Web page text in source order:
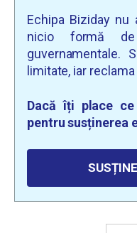
Echipa Biziday
nicio formă
guvernamentale.
limitate, iar
Dacă îți place
pentru susținerea